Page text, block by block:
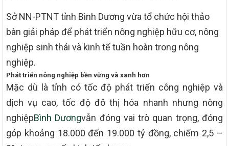
Sở NN-PTNT tỉnh Bình Dương vừa tổ chức hội thảo
bàn giải pháp để phát triển nông nghiệp hữu cơ, nông
nghiệp sinh thái và kinh tế tuần hoàn trong nông
nghiệp.
Phát triển nông nghiệp bền vững và xanh hơn
Mặc dù là tỉnh có tốc độ phát triển công nghiệp và
dịch vụ cao, tốc độ đô thị hóa nhanh nhưng nông
nghiệpBình Dươngvẫn đóng vai trò quan trọng, đóng
góp khoảng 18.000 đến 19.000 tỷ đồng, chiếm 2,5 –